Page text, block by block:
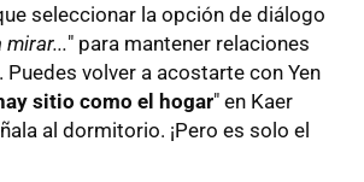
seleccionar la opción de diálogo
mirar..." para mantener relaciones
Puedes volver a acostarte con Yen
sitio como el hogar" en Kaer
al dormitorio. ¡Pero es solo el